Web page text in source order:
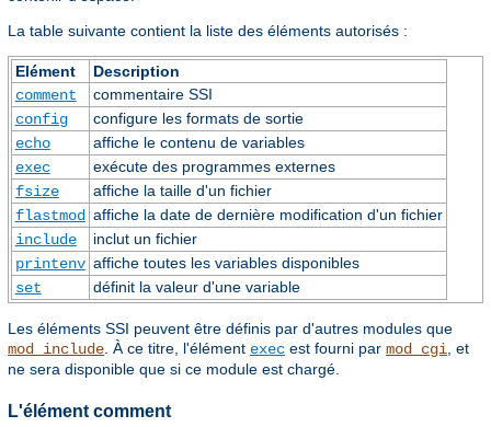
La table suivante contient la liste des éléments autorisés :
Elément
Description
comment
commentaire SSI
config
configure les formats de sortie
echo
affiche le contenu de variables
exec
exécute des programmes externes
fsize
affiche la taille d'un fichier
flastmod affiche la date de dernière modification d'un fichier
include
inclut un fichier
printenv affiche toutes les variables disponibles
set
définit la valeur d'une variable
Les éléments SSI peuvent être définis par d'autres modules que
mod_include . À ce titre, l'élément exec est fourni par mod_cgi , et
ne sera disponible que si ce module est chargé.
L'élément comment